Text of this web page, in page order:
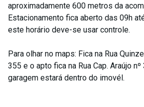
aproximadamente 600 metros da
Estacionamento fica aberto das 09h
este horário deve-se usar controle.
Para olhar no maps: Fica na Rua
355 e o apto fica na Rua Cap. Araújo
garagem estará dentro do imovél.